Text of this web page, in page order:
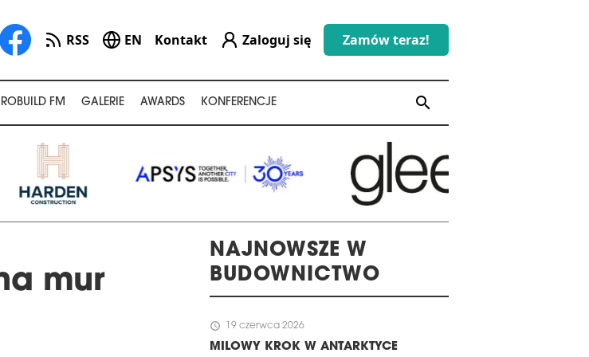
RSS EN Kontakt Zaloguj się Zamów teraz!
FM GALERIE AWARDS KONFERENCJE search
mur
NAJNOWSZE W
BUDOWNICTWO
schedule 19 czerwca 2026
MILOWY KROK W ANTARKTYCE